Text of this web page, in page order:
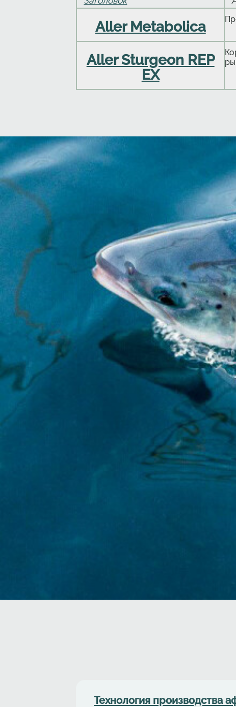
Aller Metabolica
Aller Sturgeon REP
EX
Технология производства